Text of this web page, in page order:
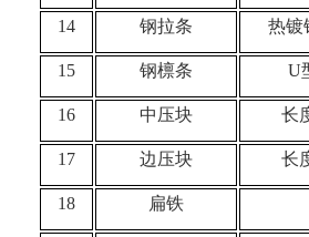
14 钢拉条 热镀
15 钢檩条 U
16 中压块 长
17 边压块 长
18 扁铁